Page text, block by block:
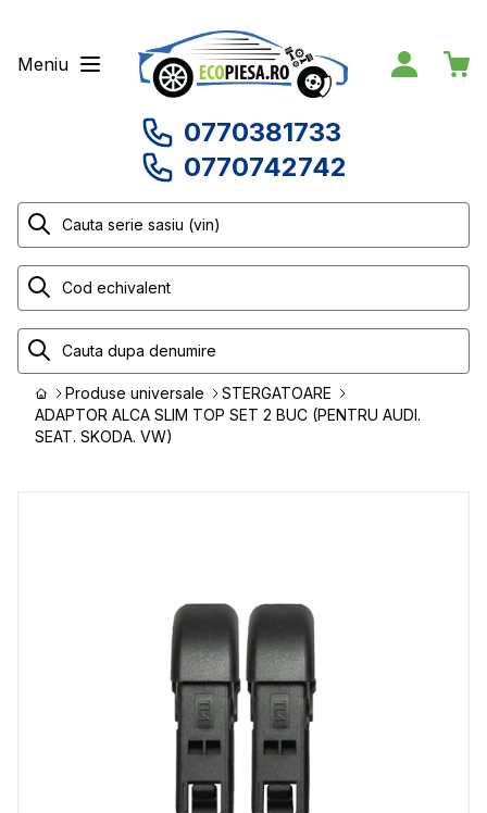
Meniu
0770381733
0770742742
Produse universale
STERGATOARE
ADAPTOR ALCA SLIM TOP SET 2 BUC (PENTRU AUDI.
SEAT. SKODA. VW)